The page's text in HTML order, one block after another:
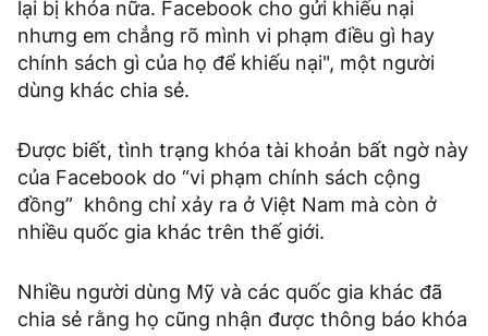
lại bị khóa nữa. Facebook cho gửi khiếu nại
nhưng em chẳng rõ mình vi phạm điều gì hay
chính sách gì của họ để khiếu nại", một người
dùng khác chia sẻ.
Được biết, tình trạng khóa tài khoản bất ngờ này
của Facebook do “vi phạm chính sách cộng
đồng” không chỉ xảy ra ở Việt Nam mà còn ở
nhiều quốc gia khác trên thế giới.
Nhiều người dùng Mỹ và các quốc gia khác đã
chia sẻ rằng họ cũng nhận được thông báo khóa